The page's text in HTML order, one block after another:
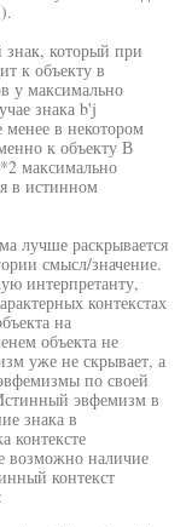
знак, который при
к объекту в
у максимально
знака b'j
менее в некотором
к объекту В
максимально
в истинном
лучше раскрывается
смысл/значение.
интерпретанту,
контекстах
на
объекта не
уже не скрывает, а
по своей
эвфемизм в
знака в
контексте
возможно наличие
контекст